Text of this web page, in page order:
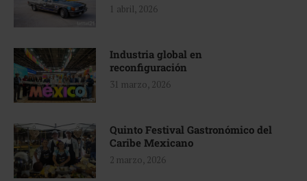
1 abril, 2026
Industria global en
reconfiguración
31 marzo, 2026
Quinto Festival Gastronómico del
Caribe Mexicano
2 marzo, 2026